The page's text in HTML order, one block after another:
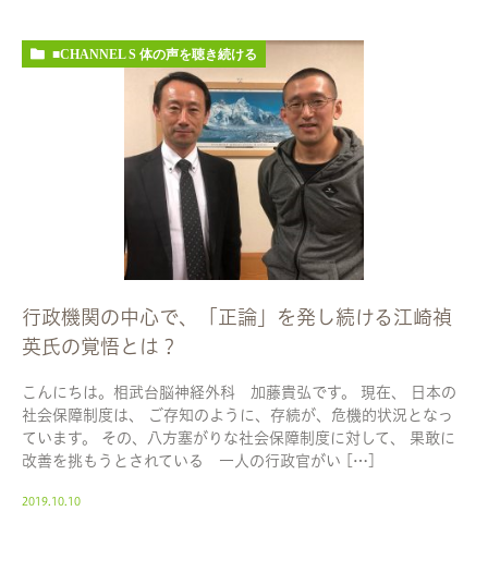
■CHANNEL S 体の声を聴き続ける
行政機関の中心で、「正論」を発し続ける江崎禎
英氏の覚悟とは？
こんにちは。相武台脳神経外科 加藤貴弘です。 現在、 日本の
社会保障制度は、 ご存知のように、存続が、危機的状況となっ
ています。 その、八方塞がりな社会保障制度に対して、 果敢に
改善を挑もうとされている 一人の行政官がい […]
2019.10.10